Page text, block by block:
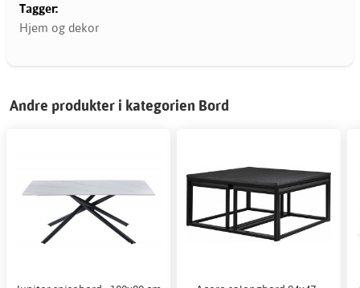
Tagger:
Hjem og dekor
Andre produkter i kategorien Bord